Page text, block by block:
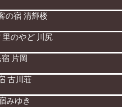
の宿 清輝楼
里のやど 川尻
宿 片岡
古川荘
みゆき